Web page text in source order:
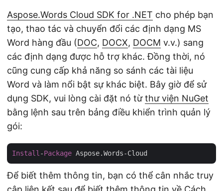
Aspose.Words Cloud SDK for .NET cho phép bạn
tạo, thao tác và chuyển đổi các định dạng MS
Word hàng đầu (DOC, DOCX, DOCM v.v.) sang
các định dạng được hỗ trợ khác. Đồng thời, nó
cũng cung cấp khả năng so sánh các tài liệu
Word và làm nổi bật sự khác biệt. Bây giờ để sử
dụng SDK, vui lòng cài đặt nó từthư viện NuGet
bằng lệnh sau trên bảng điều khiển trình quản lý
gói:
Install -Package
Để biết thêm thông tin, bạn có thể cân nhắc truy